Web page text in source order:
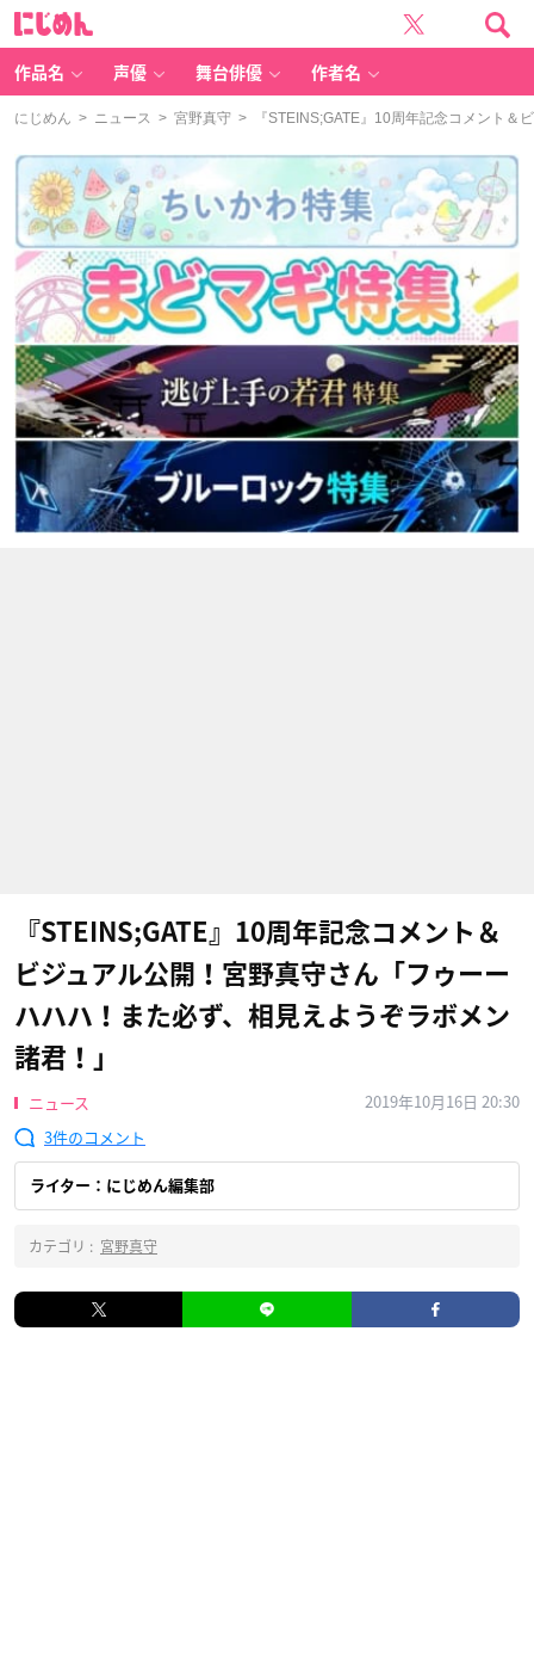
作品名 声優 舞台俳優 作者名
にじめん > ニュース > 宮野真守 > 『STEINS;GATE』10周年記念コメント＆
『STEINS;GATE』10周年記念コメント＆
ビジュアル公開！宮野真守さん「フゥーー
ハハハ！また必ず、相見えようぞラボメン
諸君！」
ニュース
2019年10月16日 20:30
3
ライター：にじめん編集部
カテゴリ : 宮野真守